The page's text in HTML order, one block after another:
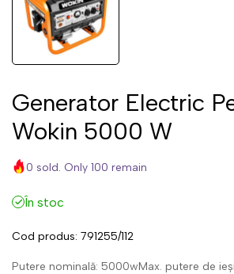
Generator Electric
Wokin 5000 W
0 sold. Only 100 remain
În stoc
Cod produs: 791255/112
Putere nominală: 5000wMax. putere de